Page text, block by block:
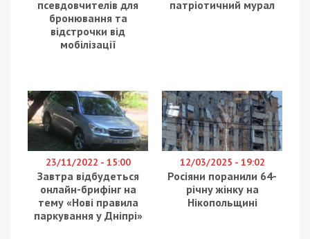
Готовка таких печенюшек очень выручит тех,
кому нужно дома заняться с детьми, ну вот на
время карантина. Или когда плохая погода, а
энергии у деточек хоть отбавляй.
понадобится микроволновка. Можно и в
обычной духовке, но это займет чуть больше
времени.
Итак, пошагово:
Растопите 85 г сливочного масла.
Моментально (30 секунд) это сделать
можно в микроволновке в стеклянной
миске, в которой и будем готовить